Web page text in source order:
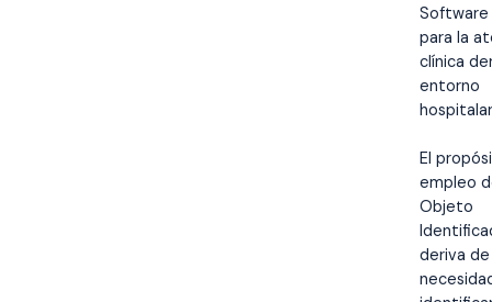
Software
para la
clínica
entorno
El
empleo
Objeto
deriva de